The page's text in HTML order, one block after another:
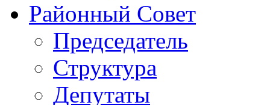
Районный Совет
Председатель
Структура
Депутаты